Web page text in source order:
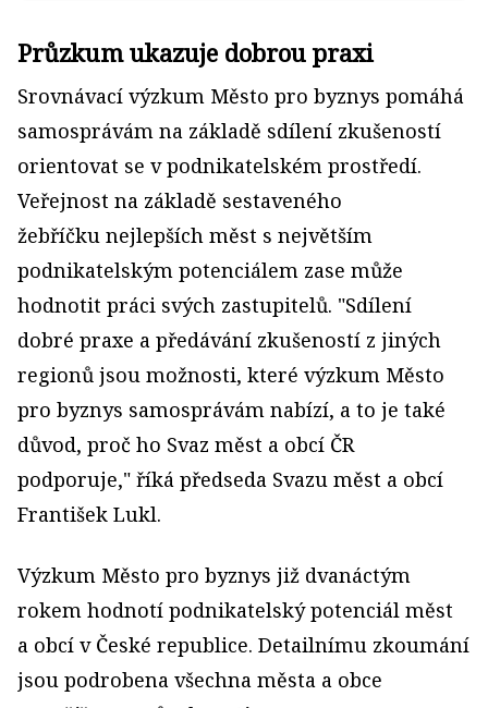
Průzkum ukazuje dobrou praxi
Srovnávací výzkum Město pro byznys pomáhá
samosprávám na základě sdílení zkušeností
orientovat se v podnikatelském prostředí.
Veřejnost na základě sestaveného
žebříčku nejlepších měst s největším
podnikatelským potenciálem zase může
hodnotit práci svých zastupitelů. "Sdílení
dobré praxe a předávání zkušeností z jiných
regionů jsou možnosti, které výzkum Město
pro byznys samosprávám nabízí, a to je také
důvod, proč ho Svaz měst a obcí ČR
podporuje," říká předseda Svazu měst a obcí
František Lukl.
Výzkum Město pro byznys již dvanáctým
rokem hodnotí podnikatelský potenciál měst
a obcí v České republice. Detailnímu zkoumání
jsou podrobena všechna města a obce